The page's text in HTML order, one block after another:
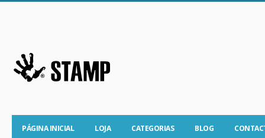
PÁGINA INICIAL LOJA CATEGORIAS BLOG